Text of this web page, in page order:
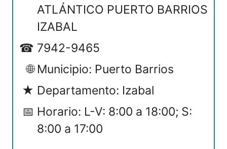
ATLÁNTICO PUERTO BARRIOS
IZABAL
7942-9465
Municipio: Puerto Barrios
Departamento: Izabal
Horario: L-V: 8:00 a 18:00; S:
8:00 a 17:00